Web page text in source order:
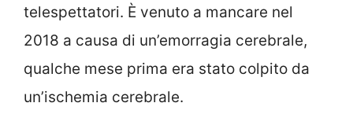
telespettatori. È venuto a mancare nel
2018 a causa di un’emorragia cerebrale,
qualche mese prima era stato colpito da
un’ischemia cerebrale.